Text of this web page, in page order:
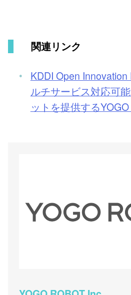
関連リンク
KDDI Open
ルチサービス対応可
ットを提供する